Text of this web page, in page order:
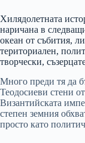
Хилядолетната
наричана в
океан от събития,
териториален,
творчески,
Много преди тя да
Теодосиеви стени
Византийската
степен земния
просто като